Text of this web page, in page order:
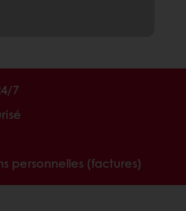
7
personnelles (factures)